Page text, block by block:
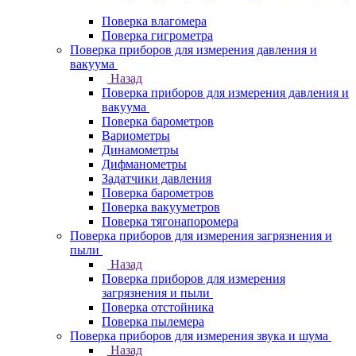
Поверка влагомера
Поверка гигрометра
Поверка приборов для измерения давления и
вакуума
Назад
Поверка приборов для измерения давления и
вакуума
Поверка барометров
Вариометры
Динамометры
Дифманометры
Задатчики давления
Поверка барометров
Поверка вакууметров
Поверка тягонапоромера
Поверка приборов для измерения загрязнения и
пыли
Назад
Поверка приборов для измерения
загрязнения и пыли
Поверка отстойника
Поверка пылемера
Поверка приборов для измерения звука и шума
Назад